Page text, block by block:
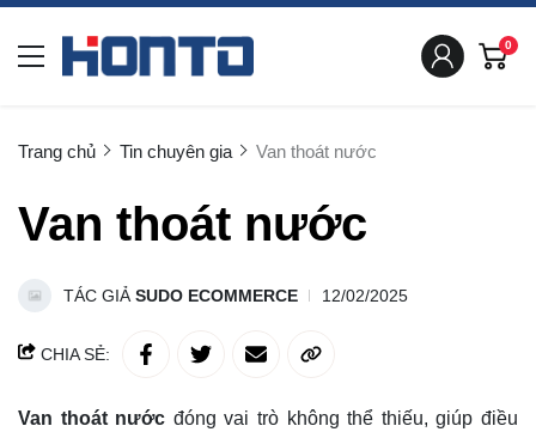
0
Trang chủ Tin chuyên gia Van thoát nước
Van thoát nước
TÁC GIẢ SUDO ECOMMERCE 12/02/2025
CHIA SẺ:
Van thoát nước đóng vai trò không thể thiếu, giúp điều